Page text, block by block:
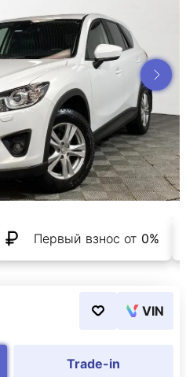
Первый взнос от 0%
VIN
Trade-in